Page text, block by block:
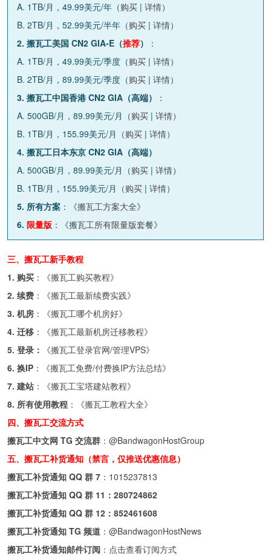
A. 1TB/月，49.99美元/年（购买 | 详情）
B. 2TB/月，52.99美元/半年（购买 | 详情）
2. 搬瓦工美国 CN2 GIA-E（推荐）
：
A. 1TB/月，49.99美元/季度（购买 | 详情）
B. 2TB/月，89.99美元/季度（购买 | 详情）
3. 搬瓦工中国香港 CN2 GIA（高端）
：
A. 500GB/月，89.99美元/月（购买 | 详情）
B. 1TB/月，155.99美元/月（购买 | 详情）
4. 搬瓦工日本东京 CN2 GIA（高端）
A. 500GB/月，89.99美元/月（购买 | 详情）
B. 1TB/月，155.99美元/月（购买 | 详情）
5. 所有方案 ：《搬瓦工方案大全》
6. 限量版 ：《搬瓦工所有限量版套餐》
三、搬瓦工新手教程
1. 购买 ：《搬瓦工购买教程》
2. 续费 ：《搬瓦工最新续费实践》
3. 机房 ：《搬瓦工哪个机房好》
4. 迁移 ：《搬瓦工最新机房迁移教程》
5. 登录：
《搬瓦工登录官网/管理VPS》
6. 换IP ：《搬瓦工免费/付费换IP方法总结》
7. 建站 ：《搬瓦工宝塔建站教程》
8. 所有使用教程 ：《搬瓦工教程大全》
四、搬瓦工交流方式
搬瓦工中文网 TG 交流群 ： @BandwagonHostGroup
五、搬瓦工补货通知（禁言，仅推送优惠信息）
搬瓦工补货通知 QQ 群 7 ： 1015237813
搬瓦工补货通知 QQ 群 11： 280724862
搬瓦工补货通知 QQ 群 12： 852461608
搬瓦工补货通知 TG 频道 ： @BandwagonHostNews
搬瓦工补货通知邮件订阅 ： 点击查看订阅方式